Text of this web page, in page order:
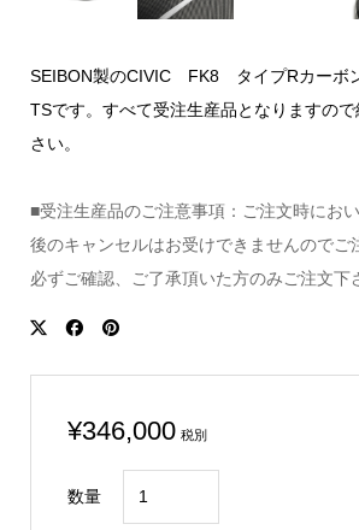
SEIBON製のCIVIC FK8 タイプRカーボ
TSです。すべて受注生産品となりますの
さい。
■受注生産品のご注意事項：ご注文時にお
後のキャンセルはお受けできませんのでご
必ずご確認、ご了承頂いた方のみご注文下
¥346,000 税別
数量
FK8